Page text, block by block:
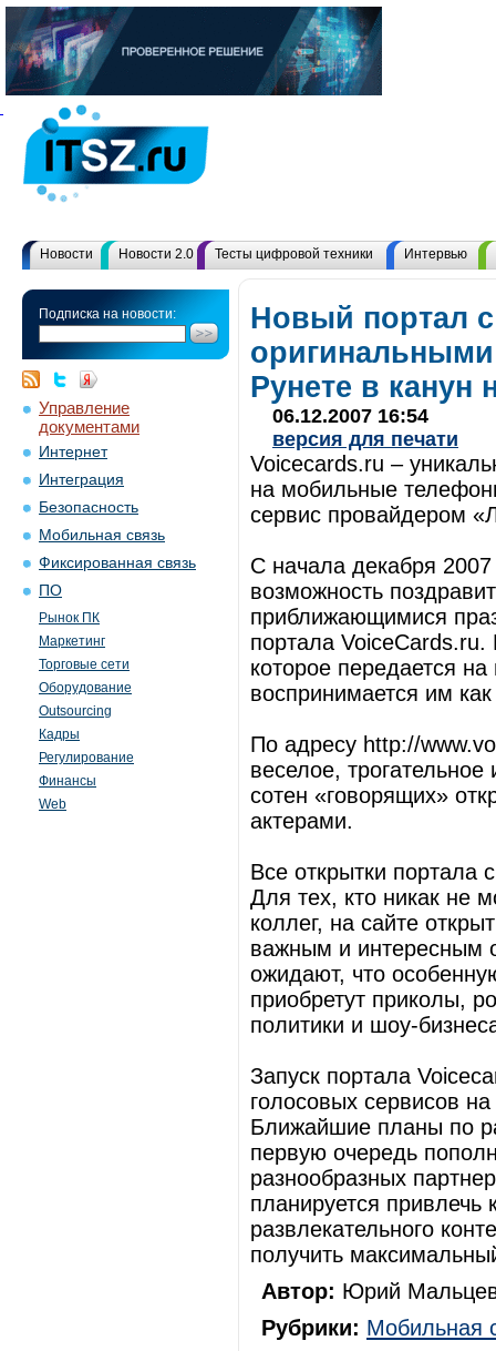
Новости Новости 2.0 Тесты цифровой техники Интервью
Подписка на новости:
Управление
документами
Интернет
Интеграция
Безопасность
Мобильная связь
Фиксированная связь
ПО
Рынок ПК
Маркетинг
Торговые сети
Оборудование
Outsourcing
Кадры
Регулирование
Финансы
Web
Новый портал с
Рунете в канун
06.12.2007 16:54
версия для печати
Voicecards.ru –
на мобильные
сервис провайдером
С начала декабря 2007
возможность
приближающимися
портала
которое передается
воспринимается им
По адресу http://
веселое,
сотен «говорящих»
актерами.
Все открытки портала
Для тех, кто никак не
коллег, на сайте
важным и интересным
ожидают, что
приобретут приколы,
политики и шоу-
Запуск портала
голосовых сервисов
Ближайшие планы по
первую очередь
разнообразных
планируется привлечь
развлекательного
получить
Автор: Юрий
Рубрики: Мобильная